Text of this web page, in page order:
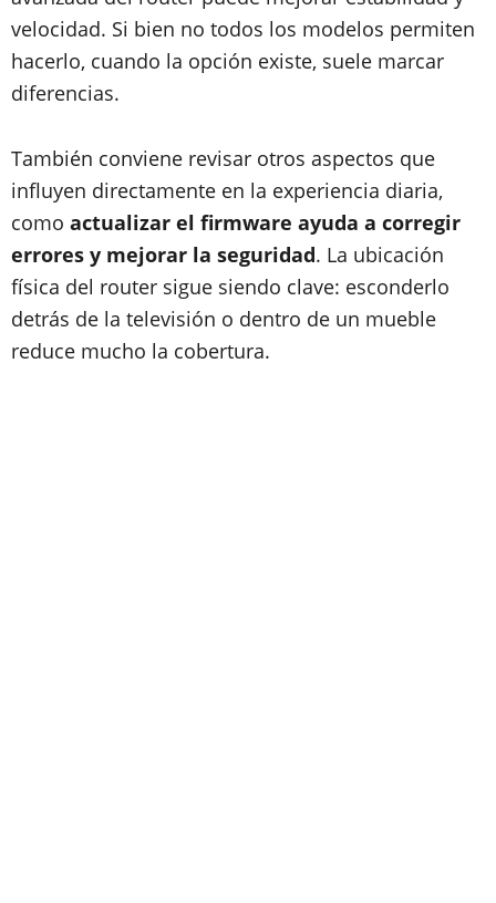
velocidad. Si bien no todos los modelos permiten
hacerlo, cuando la opción existe, suele marcar
diferencias.
También conviene revisar otros aspectos que
influyen directamente en la experiencia diaria,
como actualizar el firmware ayuda a corregir
errores y mejorar la seguridad. La ubicación
física del router sigue siendo clave: esconderlo
detrás de la televisión o dentro de un mueble
reduce mucho la cobertura.